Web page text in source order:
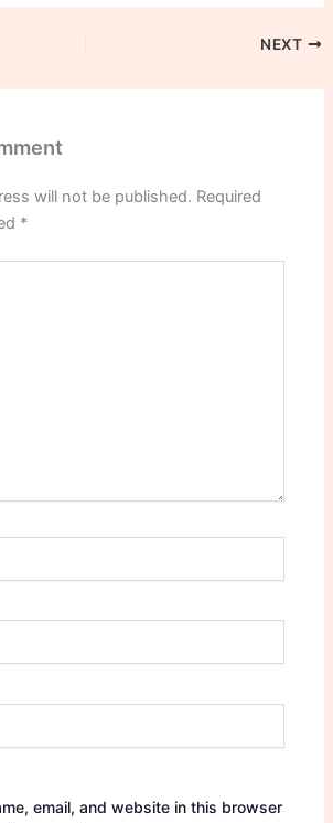
NEXT
will not be published. Required
*
email, and website in this browser